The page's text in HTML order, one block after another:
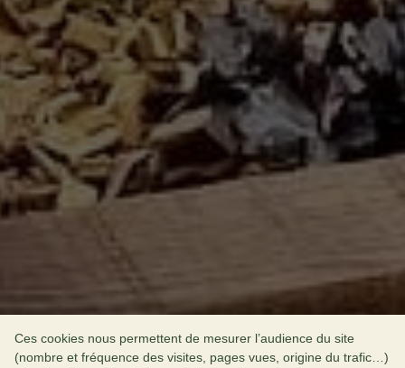
Ces cookies nous permettent de mesurer l’audience du site
(nombre et fréquence des visites, pages vues, origine du trafic…)